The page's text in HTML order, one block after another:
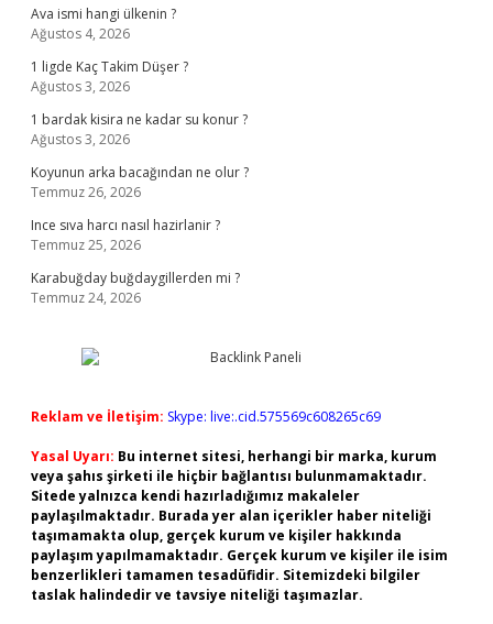
Ava ismi hangi ülkenin ?
Ağustos 4, 2026
1 ligde Kaç Takim Düşer ?
Ağustos 3, 2026
1 bardak kisira ne kadar su konur ?
Ağustos 3, 2026
Koyunun arka bacağından ne olur ?
Temmuz 26, 2026
Ince sıva harcı nasıl hazirlanir ?
Temmuz 25, 2026
Karabuğday buğdaygillerden mi ?
Temmuz 24, 2026
Reklam ve İletişim: Skype: live:.cid.575569c608265c69
Yasal Uyarı: Bu internet sitesi, herhangi bir marka, kurum
veya şahıs şirketi ile hiçbir bağlantısı bulunmamaktadır.
Sitede yalnızca kendi hazırladığımız makaleler
paylaşılmaktadır. Burada yer alan içerikler haber niteliği
taşımamakta olup, gerçek kurum ve kişiler hakkında
paylaşım yapılmamaktadır. Gerçek kurum ve kişiler ile isim
benzerlikleri tamamen tesadüfidir. Sitemizdeki bilgiler
taslak halindedir ve tavsiye niteliği taşımazlar.